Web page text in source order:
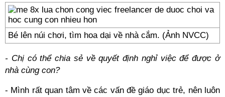
Bé lên núi chơi, tìm hoa dại về nhà cắm. (Ảnh NVCC)
- Chị có thể chia sẻ về quyết định nghỉ việc để được ở
nhà cùng con?
- Mình rất quan tâm về các vấn đề giáo dục trẻ, nên luôn